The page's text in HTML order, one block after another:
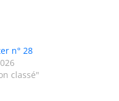
n° 28
classé"